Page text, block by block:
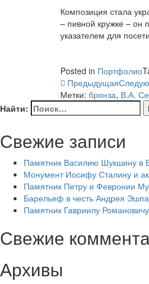
Композиция стала
– пивной кружке – он
указателем для
Posted in Портфолио
Предыдущая
Метки: бронза, В.А.
Найти:
Свежие записи
Памятник Василию Шукшину в
Монумент Иосифу Сталину и
Памятник Петру и Февронии
Барельеф в честь Андрея
Памятник Гавриилу
Свежие
Архивы